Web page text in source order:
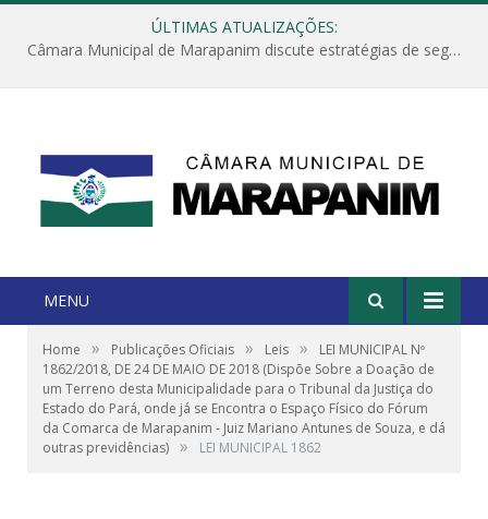
ÚLTIMAS ATUALIZAÇÕES:
Câmara Municipal de Marapanim discute estratégias de segurança com autoridades e poder executivo
MENU
Home » Publicações Oficiais » Leis »
LEI MUNICIPAL Nº
1862/2018, DE 24 DE MAIO DE 2018 (Dispõe Sobre a Doação de
um Terreno desta Municipalidade para o Tribunal da Justiça do
Estado do Pará, onde já se Encontra o Espaço Físico do Fórum
da Comarca de Marapanim - Juiz Mariano Antunes de Souza, e dá
outras previdências) » LEI MUNICIPAL 1862